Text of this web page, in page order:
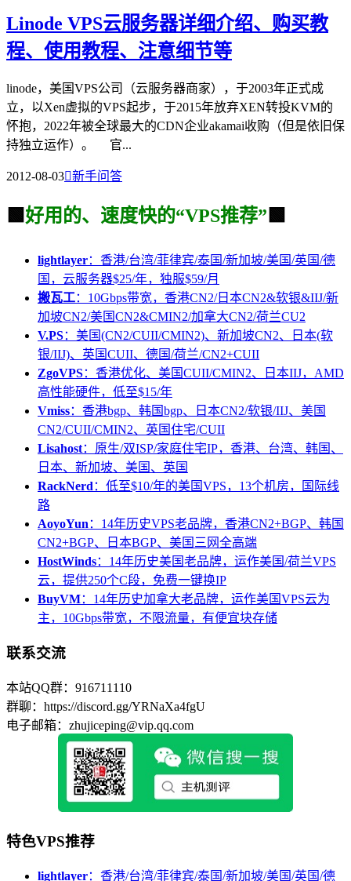
Linode VPS云服务器详细介绍、购买教
程、使用教程、注意细节等
linode，美国VPS公司（云服务器商家），于2003年正式成
立，以Xen虚拟的VPS起步，于2015年放弃XEN转投KVM的
怀抱，2022年被全球最大的CDN企业akamai收购（但是依旧保
持独立运作）。 官...
2012-08-03新手问答
🟩 好用的、速度快的“VPS推荐” 🟩
lightlayer：香港/台湾/菲律宾/泰国/新加坡/美国/英国/德
国，云服务器$25/年，独服$59/月
搬瓦工：10Gbps带宽，香港CN2/日本CN2&软银&IIJ/新
加坡CN2/美国CN2&CMIN2/加拿大CN2/荷兰CU2
V.PS：美国(CN2/CUII/CMIN2)、新加坡CN2、日本(软
银/IIJ)、英国CUII、德国/荷兰/CN2+CUII
ZgoVPS：香港优化、美国CUII/CMIN2、日本IIJ，AMD
高性能硬件，低至$15/年
Vmiss：香港bgp、韩国bgp、日本CN2/软银/IIJ、美国
CN2/CUII/CMIN2、英国住宅/CUII
Lisahost：原生/双ISP/家庭住宅IP，香港、台湾、韩国、
日本、新加坡、美国、英国
RackNerd ：低至$10/年的美国VPS，13个机房，国际线
路
AoyoYun ：14年历史VPS老品牌，香港CN2+BGP、韩国
CN2+BGP、日本BGP、美国三网全高端
HostWinds：14年历史美国老品牌，运作美国/荷兰VPS
云，提供250个C段，免费一键换IP
BuyVM：14年历史加拿大老品牌，运作美国VPS云为
主，10Gbps带宽，不限流量，有便宜块存储
联系交流
本站QQ群：916711110
群聊：https://discord.gg/YRNaXa4fgU
电子邮箱：zhujiceping@vip.qq.com
特色VPS推荐
lightlayer：香港/台湾/菲律宾/泰国/新加坡/美国/英国/德